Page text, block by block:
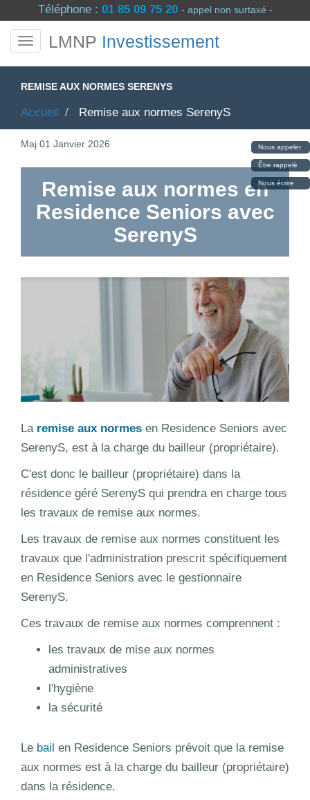
Téléphone : 01 85 09 75 20 - appel non surtaxé -
Nous appeler
Être rappelé
Nous écrire
LMNP Investissement
REMISE AUX NORMES SERENYS
Accueil Remise aux normes SerenyS
Maj 01 Janvier 2026
Remise aux normes en
Residence Seniors avec
SerenyS
La remise aux normes en Residence Seniors avec
SerenyS, est à la charge du bailleur (propriétaire).
C'est donc le bailleur (propriétaire) dans la
résidence géré SerenyS qui prendra en charge tous
les travaux de remise aux normes.
Les travaux de remise aux normes constituent les
travaux que l'administration prescrit spécifiquement
en Residence Seniors avec le gestionnaire
SerenyS.
Ces travaux de remise aux normes comprennent :
les travaux de mise aux normes
administratives
l'hygiène
la sécurité
Le bail en Residence Seniors prévoit que la remise
aux normes est à la charge du bailleur (propriétaire)
dans la résidence.